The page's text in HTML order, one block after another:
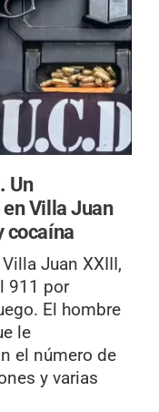
Un
Villa Juan
cocaína
Juan XXIII,
911 por
El hombre
le
el número de
y varias